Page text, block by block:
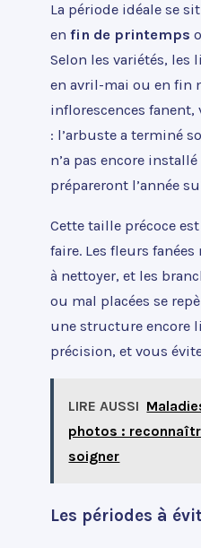
La période idéale se
en fin de printemps
Selon les variétés,
en avril-mai ou en fin
inflorescences
: l’arbuste a terminé
n’a pas encore
prépareront l’année
Cette taille précoce
faire. Les fleurs
à nettoyer, et les
ou mal placées se
une structure encore
précision, et vous
LIRE AUSSI
photos :
soigner
Les périodes à